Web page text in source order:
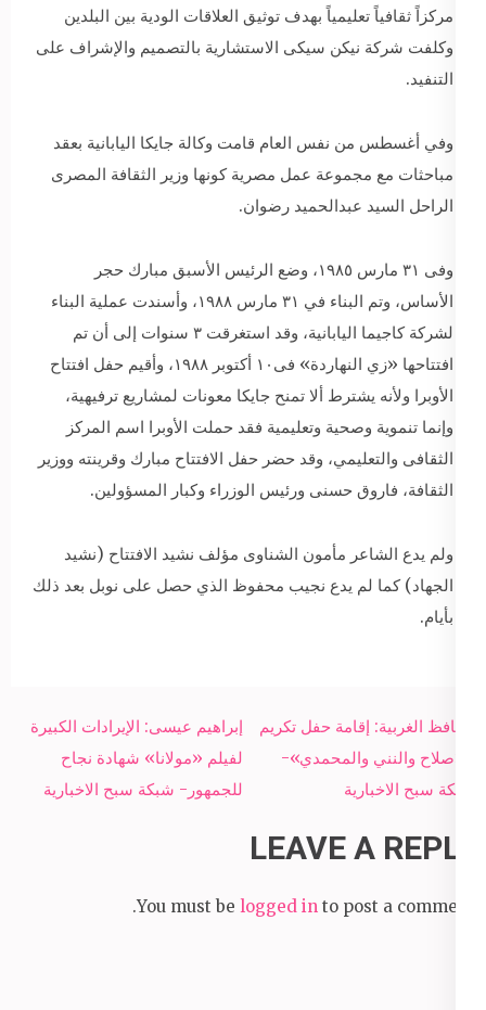
مركزاً ثقافياً تعليمياً بهدف توثيق العلاقات الودية بين البلدين
وكلفت شركة نيكن سيكى الاستشارية بالتصميم والإشراف على
التنفيد.
وفي أغسطس من نفس العام قامت وكالة جايكا اليابانية بعقد
مباحثات مع مجموعة عمل مصرية كونها وزير الثقافة المصرى
الراحل السيد عبدالحميد رضوان.
وفى ٣١ مارس ١٩٨٥، وضع الرئيس الأسبق مبارك حجر
الأساس، وتم البناء في ٣١ مارس ١٩٨٨، وأسندت عملية البناء
لشركة كاجيما اليابانية، وقد استغرقت ٣ سنوات إلى أن تم
افتتاحها «زي النهاردة» فى١٠ أكتوبر ١٩٨٨، وأقيم حفل افتتاح
الأوبرا ولأنه يشترط ألا تمنح جايكا معونات لمشاريع ترفيهية،
وإنما تنموية وصحية وتعليمية فقد حملت الأوبرا اسم المركز
الثقافى والتعليمي، وقد حضر حفل الافتتاح مبارك وقرينته ووزير
الثقافة، فاروق حسنى ورئيس الوزراء وكبار المسؤولين.
ولم يدع الشاعر مأمون الشناوى مؤلف نشيد الافتتاح (نشيد
الجهاد) كما لم يدع نجيب محفوظ الذي حصل على نوبل بعد ذلك
بأيام.
Post
navigation
إبراهيم عيسى: الإيرادات الكبيرة
لفيلم «مولانا» شهادة نجاح
للجمهور- شبكة سبح الاخبارية
محافظ الغربية: إقامة حفل تكريم
لـ«صلاح والنني والمحمدي»-
شبكة سبح الاخبارية
LEAVE A REPLY
You must be logged in to post a comment.